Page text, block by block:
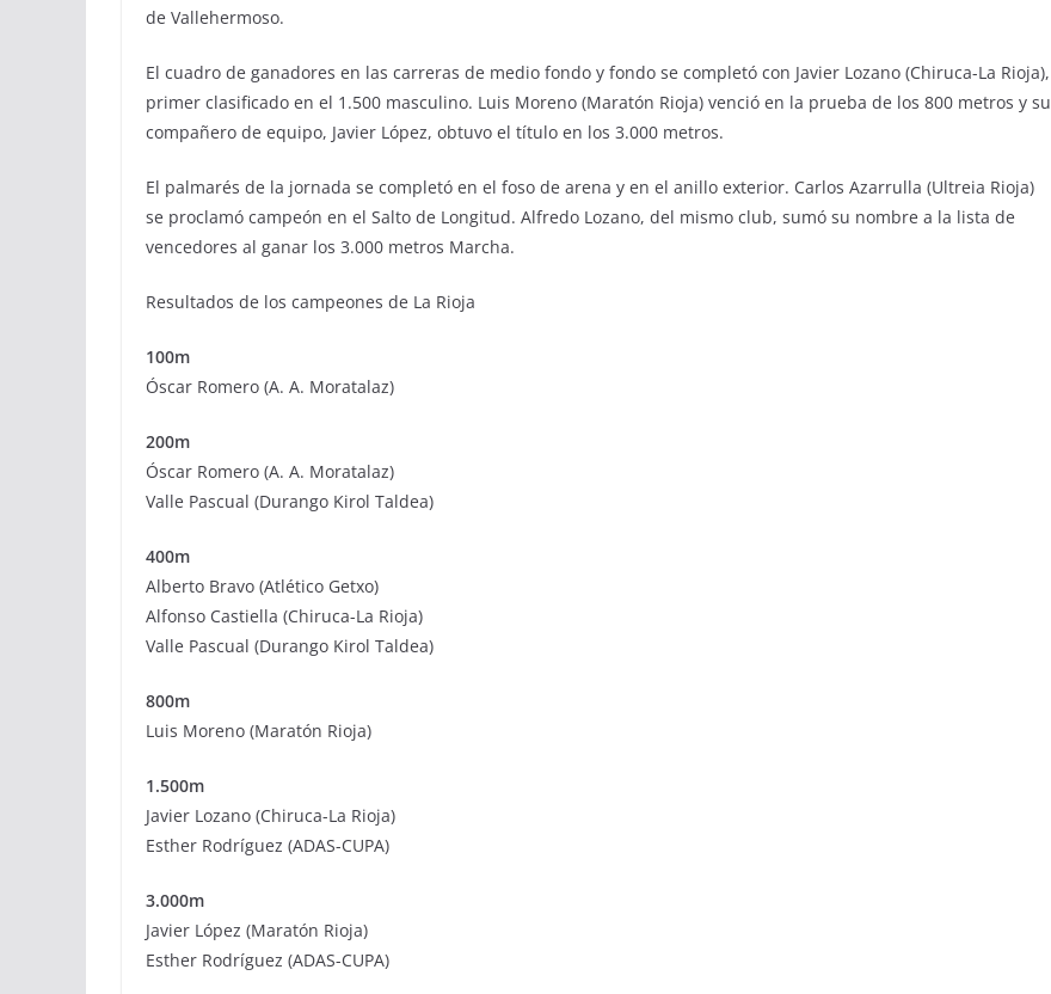
de Vallehermoso.
El cuadro de ganadores en las carreras de medio fondo y fondo se completó con Javier Lozano (Chiruca-La Rioja),
primer clasificado en el 1.500 masculino. Luis Moreno (Maratón Rioja) venció en la prueba de los 800 metros y su
compañero de equipo, Javier López, obtuvo el título en los 3.000 metros.
El palmarés de la jornada se completó en el foso de arena y en el anillo exterior. Carlos Azarrulla (Ultreia Rioja)
se proclamó campeón en el Salto de Longitud. Alfredo Lozano, del mismo club, sumó su nombre a la lista de
vencedores al ganar los 3.000 metros Marcha.
Resultados de los campeones de La Rioja
100m
Óscar Romero (A. A. Moratalaz)
200m
Óscar Romero (A. A. Moratalaz)
Valle Pascual (Durango Kirol Taldea)
400m
Alberto Bravo (Atlético Getxo)
Alfonso Castiella (Chiruca-La Rioja)
Valle Pascual (Durango Kirol Taldea)
800m
Luis Moreno (Maratón Rioja)
1.500m
Javier Lozano (Chiruca-La Rioja)
Esther Rodríguez (ADAS-CUPA)
3.000m
Javier López (Maratón Rioja)
Esther Rodríguez (ADAS-CUPA)